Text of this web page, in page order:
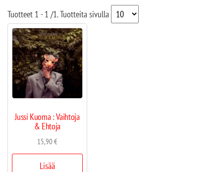
Tuotteet 1 - 1 /1. Tuotteita sivulla
Jussi Kuoma : Vaihtoja
& Ehtoja
15,90€
Lisää